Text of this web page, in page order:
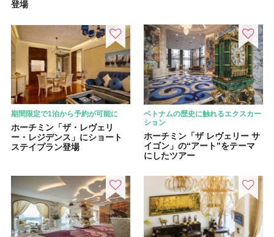
登場
期間限定で1泊から予約が可能に
ホーチミン「ザ・レヴェリ
ー・レジデンス」にショート
ステイプラン登場
ベトナムの歴史に触れるエクスカー
ション
ホーチミン「ザ レヴェリー サ
イゴン」の“アート”をテーマ
にしたツアー